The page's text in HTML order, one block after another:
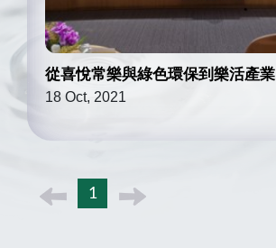
從喜悅常樂與綠色環保到樂活產業
18 Oct, 2021
1